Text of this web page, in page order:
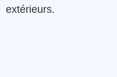
extérieurs.